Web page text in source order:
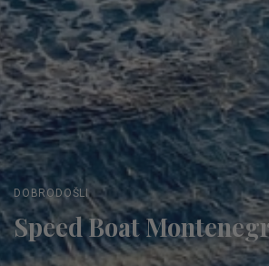
DOBRODOŠLI
Speed Boat